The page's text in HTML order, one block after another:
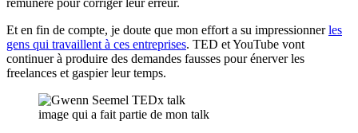
Et en fin de compte, je doute que mon effort a su impressionnerles
gens qui travaillent à ces entreprises. TED et YouTube vont
continuer à produire des demandes fausses pour énerver les
freelances et gaspier leur temps.
image qui a fait partie de mon talk